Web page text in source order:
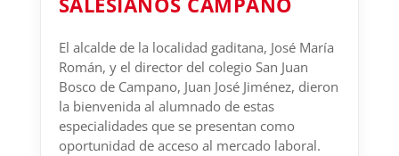
El alcalde de la localidad gaditana, José María
Román, y el director del colegio San Juan
Bosco de Campano, Juan José Jiménez, dieron
la bienvenida al alumnado de estas
especialidades que se presentan como
oportunidad de acceso al mercado laboral.